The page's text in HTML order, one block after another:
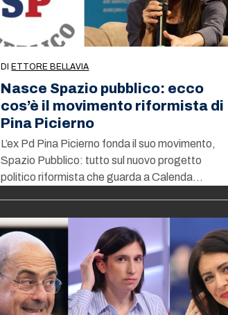
DIETTORE BELLAVIA
Nasce Spazio pubblico: ecco
cos’è il movimento riformista di
Pina Picierno
L’ex Pd Pina Picierno fonda il suo movimento,
Spazio Pubblico: tutto sul nuovo progetto
politico riformista che guarda a Calenda…